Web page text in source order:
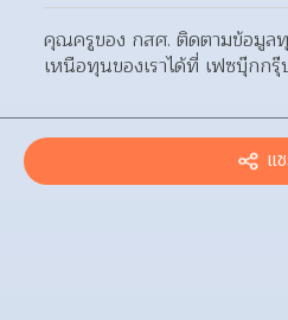
คุณครูของ กสศ. ติดตามข้อมูล
เหนือทุนของเราได้ที่ เฟซบุ๊กก
แ